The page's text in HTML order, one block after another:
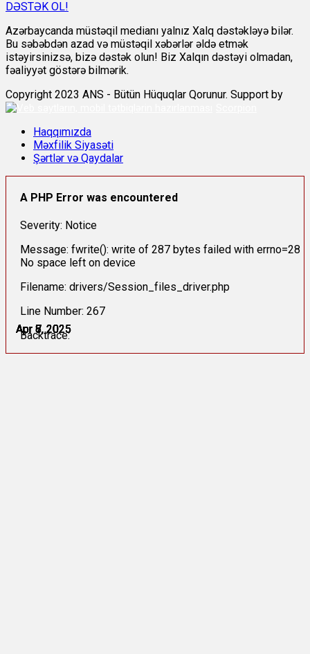
Apr 6, 2025
Apr 7, 2025
Apr 7, 2025
Apr 7, 2025
Apr 8, 2025
Apr 8, 2025
DƏSTƏK OL!
Azərbaycanda müstəqil medianı yalnız Xalq dəstəkləyə bilər.
Bu səbəbdən azad və müstəqil xəbərlər əldə etmək
istəyirsinizsə, bizə dəstək olun! Biz Xalqın dəstəyi olmadan,
fəaliyyət göstərə bilmərik.
Copyright 2023 ANS - Bütün Hüquqlar Qorunur. Support by
Haqqımızda
Məxfilik Siyasəti
Şərtlər və Qaydalar
A PHP Error was encountered
Severity: Notice
Message: fwrite(): write of 287 bytes failed with errno=28
No space left on device
Filename: drivers/Session_files_driver.php
Line Number: 267
Backtrace: